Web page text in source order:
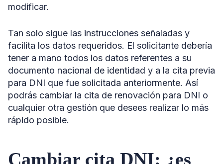
modificar.
Tan solo sigue las instrucciones señaladas y
facilita los datos requeridos. El solicitante debería
tener a mano todos los datos referentes a su
documento nacional de identidad y a la cita previa
para DNI que fue solicitada anteriormente. Así
podrás cambiar la cita de renovación para DNI o
cualquier otra gestión que desees realizar lo más
rápido posible.
Cambiar cita DNI: ¿es